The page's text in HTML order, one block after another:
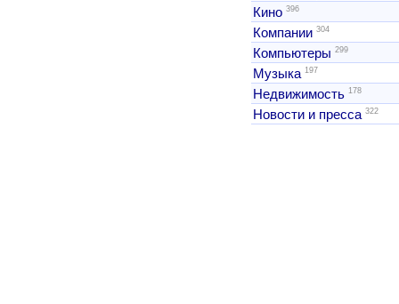
Кино 396
Компании 304
Компьютеры 299
Музыка 197
Недвижимость 178
Новости и пресса 322